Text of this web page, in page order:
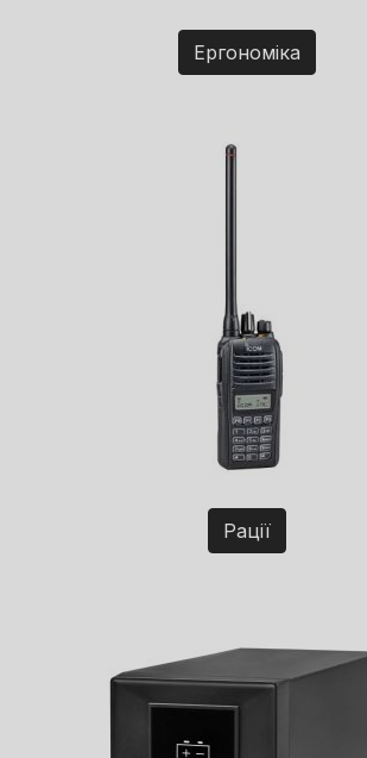
Ергономіка
Рації